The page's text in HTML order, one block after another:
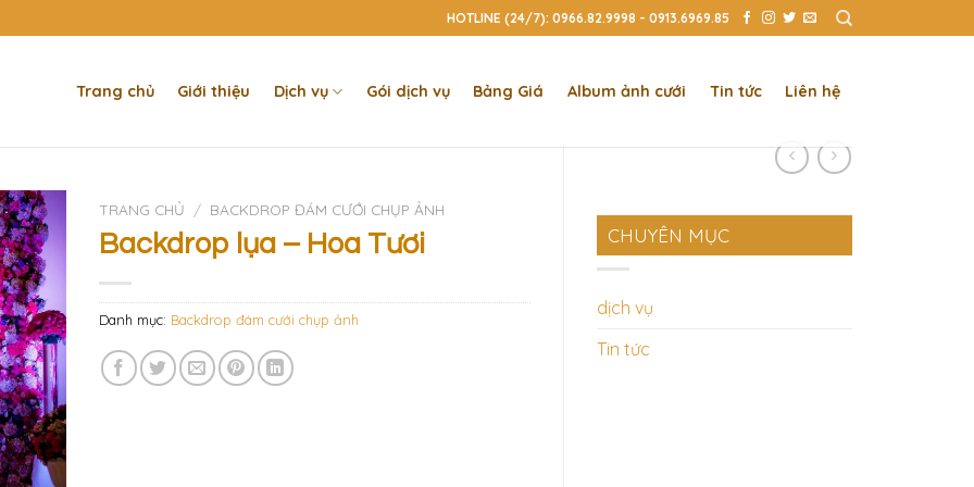
HOTLINE (24/7): 0966.82.9998 - 0913.6969.85
Trang chủ Giới thiệu Dịch vụ Gói dịch vụ Bảng Giá Album ảnh cưới Tin tức Liên hệ
CHUYÊN MỤC
dịch vụ
Tin tức
TRANG CHỦ / BACKDROP ĐÁM CƯỚI CHỤP ẢNH
Backdrop lụa – Hoa Tươi
Danh mục: Backdrop đám cưới chụp ảnh